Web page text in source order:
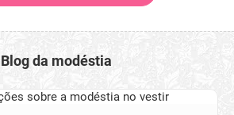
Blog da modéstia